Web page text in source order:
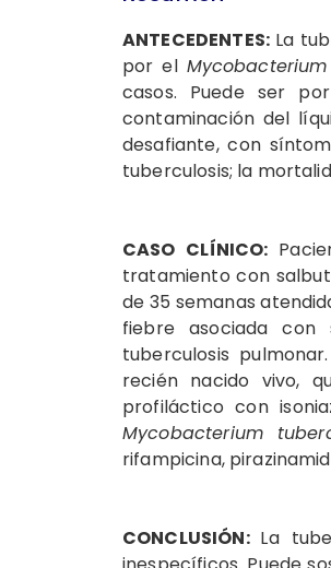
ANTECEDENTES: La
por el
casos. Puede ser
contaminación del
desafiante, con
tuberculosis; la
CASO CLÍNICO:
tratamiento con
de 35 semanas
fiebre asociada con
tuberculosis
recién nacido vivo,
profiláctico con
Mycobacterium
rifampicina,
CONCLUSIÓN: La